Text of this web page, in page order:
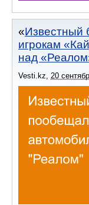
Известный
игрокам
над
Vesti.kz 20